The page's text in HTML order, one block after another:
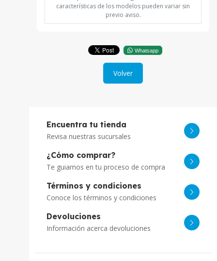
características de los modelos pueden variar sin
previo aviso.
Whatsapp
Volver
Encuentra tu tienda
Revisa nuestras sucursales
¿Cómo comprar?
Te guiamos en tu proceso de compra
Términos y condiciones
Conoce los términos y condiciones
Devoluciones
Información acerca devoluciones